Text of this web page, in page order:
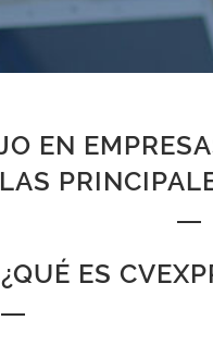
EN
¿QUÉ ES